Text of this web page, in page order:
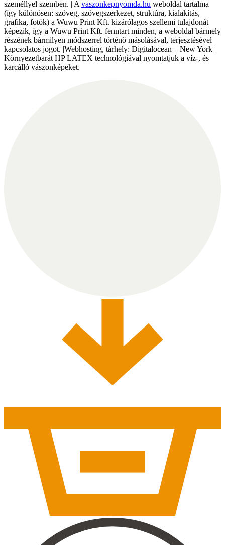
személlyel szemben. | A vaszonkepnyomda.hu weboldal tartalma
(így különösen: szöveg, szövegszerkezet, struktúra, kialakítás,
grafika, fotók) a Wuwu Print Kft. kizárólagos szellemi tulajdonát
képezik, így a Wuwu Print Kft. fenntart minden, a weboldal bármely
részének bármilyen módszerrel történő másolásával, terjesztésével
kapcsolatos jogot. |Webhosting, tárhely: Digitalocean – New York |
Környezetbarát HP LATEX technológiával nyomtatjuk a víz-, és
karcálló vászonképeket.